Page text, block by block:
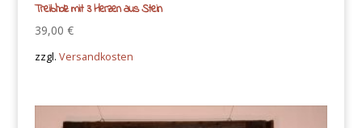
Treibholz mit 3 Herzen aus Stein
39,00 €
zzgl. Versandkosten